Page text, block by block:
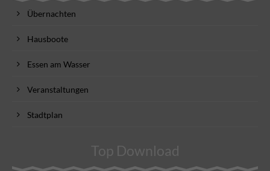
Übernachten
Hausboote
Essen am Wasser
Veranstaltungen
Stadtplan
Top Download